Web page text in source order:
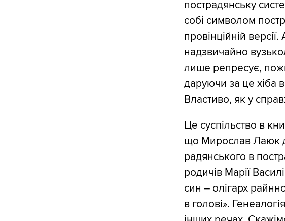
пострадянську
собі символом
провінційній
надзвичайно
лише репресує,
даруючи за це хіба
Властиво, як у
Це суспільство в
що Мирослав Лаюк
радянського в
родичів Марії
син – олігарх
в голові».